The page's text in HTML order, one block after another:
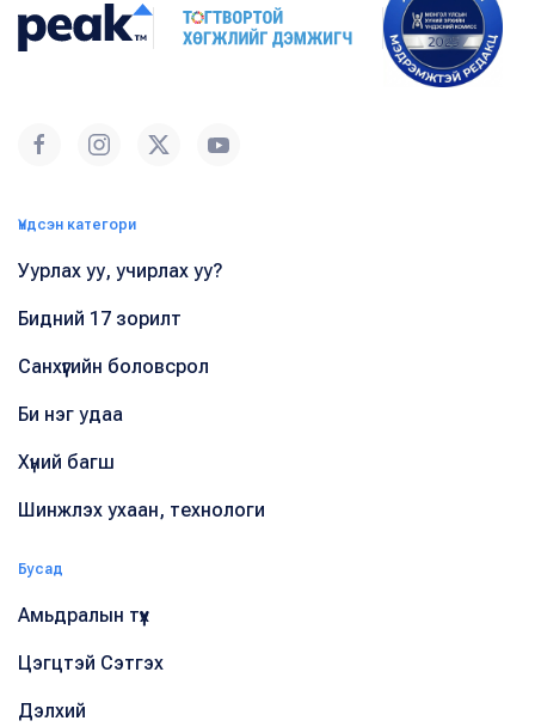
Үндсэн категори
Уурлах уу, учирлах уу?
Бидний 17 зорилт
Санхүүгийн боловсрол
Би нэг удаа
Хүний багш
Шинжлэх ухаан, технологи
Бусад
Амьдралын түүх
Цэгцтэй Сэтгэх
Дэлхий